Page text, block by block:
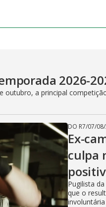
2026-
outubro, a principal
DO R7/07/
Ex-
culpa
Pugilista
que o
involuntária